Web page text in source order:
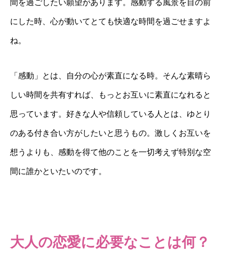
間を過ごしたい願望があります。感動する風景を目の前
にした時、心が動いてとても快適な時間を過ごせますよ
ね。
「感動」とは、自分の心が素直になる時。そんな素晴ら
しい時間を共有すれば、もっとお互いに素直になれると
思っています。好きな人や信頼している人とは、ゆとり
のある付き合い方がしたいと思うもの。激しくお互いを
想うよりも、感動を得て他のことを一切考えず特別な空
間に誰かといたいのです。
大人の恋愛に必要なことは何？